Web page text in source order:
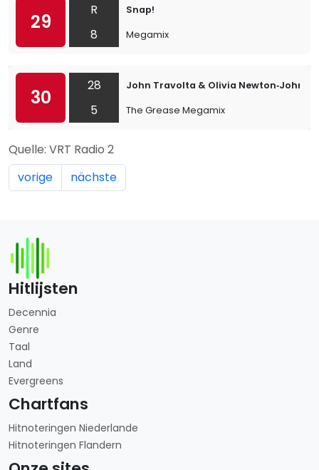
29
R
8
Snap!
Megamix
30
28
5
John Travolta & Olivia Newton‐John
The Grease Megamix
Quelle: VRT Radio 2
vorige
nächste
Hitlijsten
Decennia
Genre
Taal
Land
Evergreens
Chartfans
Hitnoteringen Niederlande
Hitnoteringen Flandern